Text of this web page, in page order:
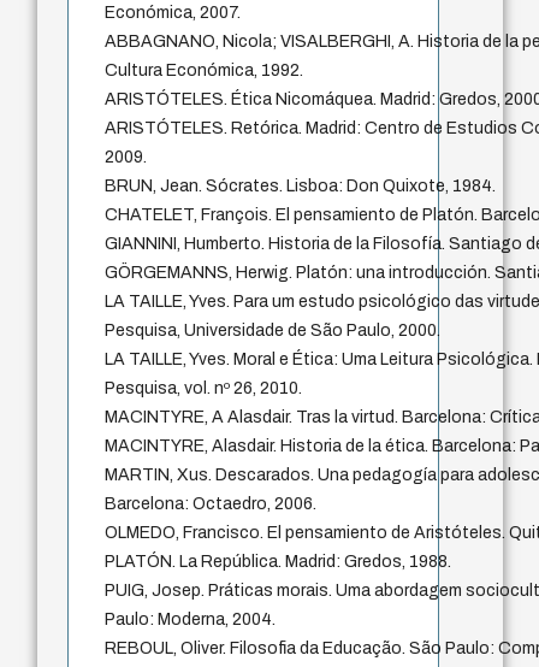
Económica, 2007.
ABBAGNANO, Nicola; VISALBERGHI, A. Historia de la
Cultura Económica, 1992.
ARISTÓTELES. Ética Nicomáquea. Madrid: Gredos,
ARISTÓTELES. Retórica. Madrid: Centro de Estudios
2009.
BRUN, Jean. Sócrates. Lisboa: Don Quixote, 1984.
CHATELET, François. El pensamiento de Platón.
GIANNINI, Humberto. Historia de la Filosofía. Santiago
GÖRGEMANNS, Herwig. Platón: una introducción.
LA TAILLE, Yves. Para um estudo psicológico das
Pesquisa, Universidade de São Paulo, 2000.
LA TAILLE, Yves. Moral e Ética: Uma Leitura
Pesquisa, vol. nº 26, 2010.
MACINTYRE, A Alasdair. Tras la virtud. Barcelona:
MACINTYRE, Alasdair. Historia de la ética. Barcelona:
MARTIN, Xus. Descarados. Una pedagogía para
Barcelona: Octaedro, 2006.
OLMEDO, Francisco. El pensamiento de Aristóteles.
PLATÓN. La República. Madrid: Gredos, 1988.
PUIG, Josep. Práticas morais. Uma abordagem
Paulo: Moderna, 2004.
REBOUL, Oliver. Filosofia da Educação. São Paulo: